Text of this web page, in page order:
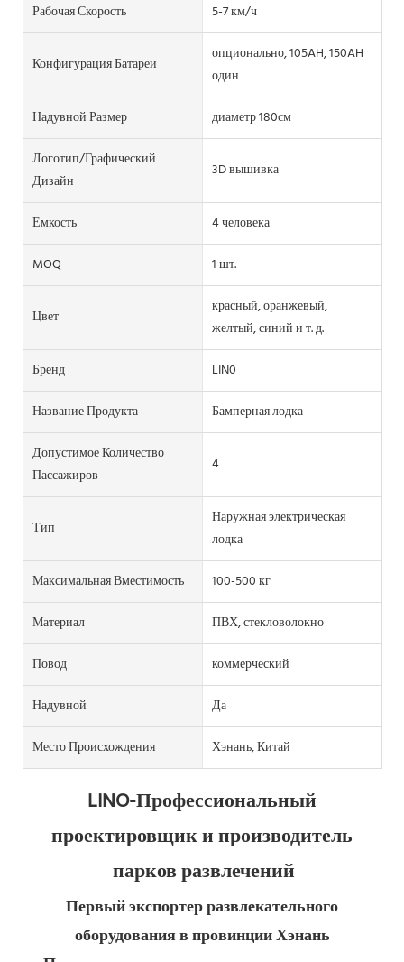
Рабочая Скорость
5-7 км/ч
Конфигурация Батареи
опционально, 105AH, 150AH
один
Надувной Размер
диаметр 180см
Логотип/графический
Дизайн
3D вышивка
Емкость
4 человека
MOQ
1 шт.
Цвет
красный, оранжевый,
желтый, синий и т. д.
Бренд
LIN0
Название Продукта
Бамперная лодка
Допустимое Количество
Пассажиров
4
Тип
Наружная электрическая
лодка
Максимальная Вместимость
100-500 кг
Материал
ПВХ, стекловолокно
Повод
коммерческий
Надувной
Да
Место Происхождения
Хэнань, Китай
LINO-Профессиональный
проектировщик и производитель
парков развлечений
Первый экспортер развлекательного
оборудования в провинции Хэнань